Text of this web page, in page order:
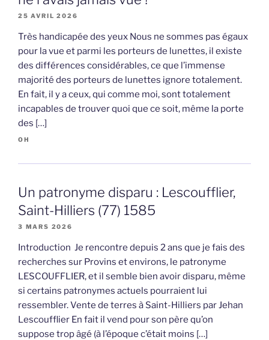
25 AVRIL 2026
Très handicapée des yeux Nous ne sommes pas égaux
pour la vue et parmi les porteurs de lunettes, il existe
des différences considérables, ce que l’immense
majorité des porteurs de lunettes ignore totalement.
En fait, il y a ceux, qui comme moi, sont totalement
incapables de trouver quoi que ce soit, même la porte
des […]
OH
Un patronyme disparu : Lescoufflier,
Saint-Hilliers (77) 1585
3 MARS 2026
Introduction Je rencontre depuis 2 ans que je fais des
recherches sur Provins et environs, le patronyme
LESCOUFFLIER, et il semble bien avoir disparu, même
si certains patronymes actuels pourraient lui
ressembler. Vente de terres à Saint-Hilliers par Jehan
Lescoufflier En fait il vend pour son père qu’on
suppose trop âgé (à l’époque c’était moins […]